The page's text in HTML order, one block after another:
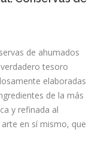
de ahumados
tesoro
elaboradas
de la más
y refinada al
en sí mismo, que